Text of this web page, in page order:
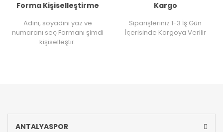
Forma Kişiselleştirme
Adını, soyadını yaz ve
numaranı seç Formanı şimdi
kişiselleştir.
Kargo
Siparişleriniz 1-3 İş Gün
İçerisinde Kargoya Verilir
ANTALYASPOR